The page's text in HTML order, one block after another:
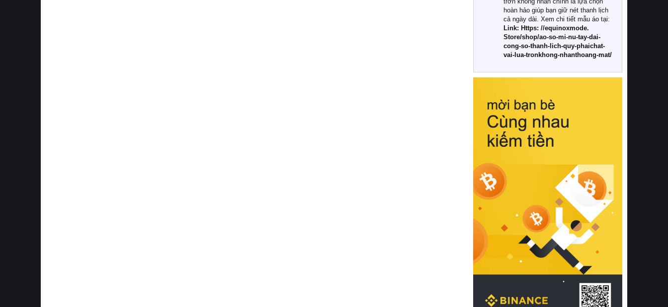
Khác với các dòng sản phẩm thông
thường, những bộ chăn ga gối đệm
cao cấp trải qua quy trình sản xuất
nghiêm ngặt từ khâu chọn lọc nguyên
liệu tự nhiên đến công nghệ dệt
nhuộm hiện đại không chứa hóa chất
này, bạn sẽ cảm nhận rõ rệt sự khác
hồi chuẩn xác của phần đệm nâng đỡ
cột sống.
Bên cạnh đó, việc lựa chọn các dòng
sản phẩm đạt chuẩn chất lượng quốc
tế còn giúp ngăn ngừa tình trạng kích
khuẩn và nấm mốc trong điều kiện
thời tiết nóng ẩm. Bạn có thể tìm hiểu
thêm các nghiên cứu khoa học về tác
động của giấc ngủ và môi trường
phòng ngủ đối với sức khỏe con
người tại Sleep Foundation (External
Link) để có cái nhìn toàn diện hơn.
2. Các tiêu chí vàng khi lựa chọn
chăn ga gối đệm cao cấp cho phòng
ngủ
Để sở hữu một bộ chăn ga gối đệm
cao cấp hoàn hảo cả về thẩm mỹ lẫn
công năng, người tiêu dùng cần cân
nhắc kỹ lưỡng các tiêu chí quan trọng
hoàn hảo giúp bạn giữ nét thanh lịch
cả ngày dài. Xem chi tiết mẫu áo tại:
Link: Https: //equinoxmode.
Store/shop/ao-so-mi-nu-tay-dai-
cong-so-thanh-lich-quy-phaichat-
vai-lua-tronkhong-nhanthoang-mat/